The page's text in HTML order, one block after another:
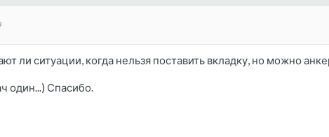
ли ситуации, когда нельзя поставить вкладку, но можно
один...) Спасибо.